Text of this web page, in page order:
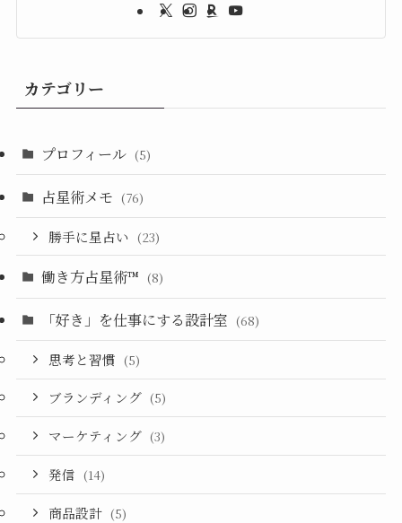
カテゴリー
プロフィール (5)
占星術メモ (76)
勝手に星占い (23)
働き方占星術™︎ (8)
「好き」を仕事にする設計室 (68)
思考と習慣 (5)
ブランディング (5)
マーケティング (3)
発信 (14)
商品設計 (5)